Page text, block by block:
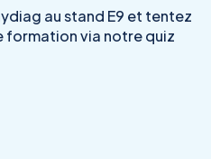
au stand E9 et tentez
formation via notre quiz